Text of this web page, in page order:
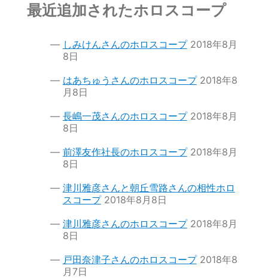
最近追加されたホロスコープ
しみけんさんのホロスコープ 2018年8月
8日
はあちゅうさんのホロスコープ 2018年8
月8日
長嶋一茂さんのホロスコープ 2018年8月
8日
前澤友作社長のホロスコープ 2018年8月
8日
津川雅彦さんと朝丘雪路さんの相性ホロ
スコープ 2018年8月8日
津川雅彦さんのホロスコープ 2018年8月
8日
戸田奈津子さんのホロスコープ 2018年8
月7日